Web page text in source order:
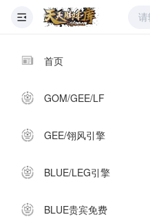
首页
GOM/GEE/LF
GEE/翎风引擎
BLUE/LEG引擎
BLUE贵宾免费
Q920992345